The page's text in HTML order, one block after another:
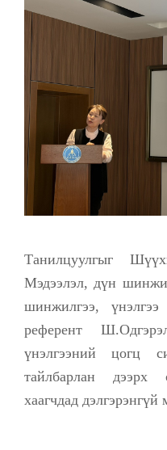
Танилцуулгыг
Мэдээлэл, дүн
шинжилгээ,
референт
үнэлгээний цогц
тайлбарлан дээрх
хаагчдад